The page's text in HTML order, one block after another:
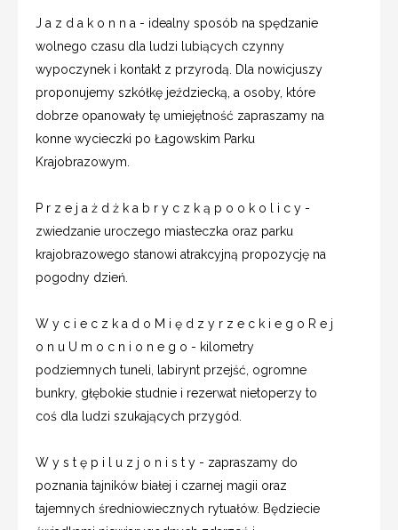
J a z d a k o n n a - idealny sposób na spędzanie
wolnego czasu dla ludzi lubiących czynny
wypoczynek i kontakt z przyrodą. Dla nowicjuszy
proponujemy szkółkę jeździecką, a osoby, które
dobrze opanowały tę umiejętność zapraszamy na
konne wycieczki po Łagowskim Parku
Krajobrazowym.
P r z e j a ż d ż k a b r y c z k ą p o o k o l i c y -
zwiedzanie uroczego miasteczka oraz parku
krajobrazowego stanowi atrakcyjną propozycję na
pogodny dzień.
W y c i e c z k a d o M i ę d z y r z e c k i e g o R e j
o n u U m o c n i o n e g o - kilometry
podziemnych tuneli, labirynt przejść, ogromne
bunkry, głębokie studnie i rezerwat nietoperzy to
coś dla ludzi szukających przygód.
W y s t ę p i l u z j o n i s t y - zapraszamy do
poznania tajników białej i czarnej magii oraz
tajemnych średniowiecznych rytuałów. Będziecie